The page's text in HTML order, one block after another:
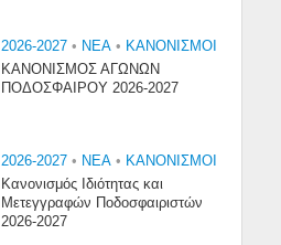
2026-2027 • NEA • ΚΑΝΟΝΙΣΜΟΙ
ΚΑΝΟΝΙΣΜΟΣ ΑΓΩΝΩΝ
ΠΟΔΟΣΦΑΙΡΟΥ 2026-2027
2026-2027 • NEA • ΚΑΝΟΝΙΣΜΟΙ
Κανονισμός Ιδιότητας και
Μετεγγραφών Ποδοσφαιριστών
2026-2027